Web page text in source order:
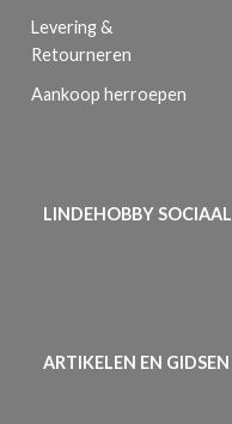
Levering &
Retourneren
Aankoop herroepen
LINDEHOBBY SOCIAAL
ARTIKELEN EN GIDSEN